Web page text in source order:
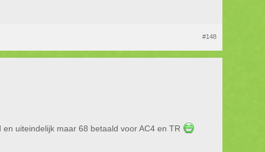
#148
uiteindelijk maar 68 betaald voor AC4 en TR